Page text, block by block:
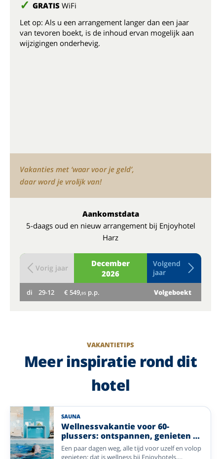
GRATIS WiFi
Let op: Als u een arrangement langer dan een jaar
van tevoren boekt, is de inhoud ervan mogelijk aan
wijzigingen onderhevig.
Vakanties met ‘waar voor je geld’,
daar word je vrolijk van!
Aankomstdata
5-daags oud en nieuw arrangement bij Enjoyhotel
Harz
December
2026
Vorig jaar
Volgend
jaar
di 29-12 € 549,95 p.p. Volgeboekt
VAKANTIETIPS
Meer inspiratie rond dit
hotel
SAUNA
Wellnessvakantie voor 60-
plussers: ontspannen, genieten en
opladen
Een paar dagen weg, alle tijd voor uzelf en volop
genieten: dat is wellness bij Enjoyhotels.